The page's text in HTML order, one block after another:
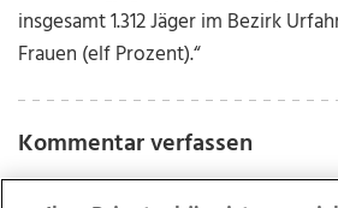
insgesamt 1.312 Jäger im Bezirk
Frauen (elf Prozent).“
Kommentar verfassen